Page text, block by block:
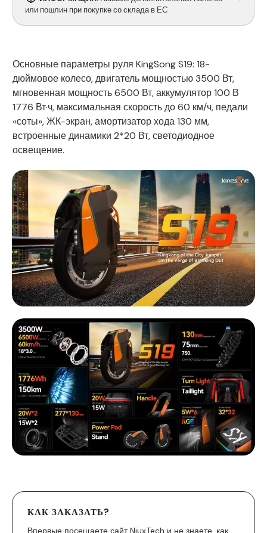
или пошлин при покупке со склада в ЕС
Основные параметры руля KingSong S19: 18-
дюймовое колесо, двигатель мощностью 3500 Вт,
мгновенная мощность 6500 Вт, аккумулятор 100 В
1776 Вт·ч, максимальная скорость до 60 км/ч, педали
«соты», ЖК-экран, амортизатор хода 130 мм,
встроенные динамики 2*20 Вт, светодиодное
освещение.
КАК ЗАКАЗАТЬ?
Впервые посещаете сайт NiuxTech и не знаете, как